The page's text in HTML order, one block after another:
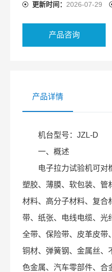
裂、90?剥离、180?剥离
更新时间： 2026-07-29
产品咨询
产品详情
机台型号：JZL-D
一、概述
电子拉力试验机可对橡
塑胶、薄膜、软包装、管
材料、高分子材料、复合
带、纸张、电线电缆、光
全带、保险带、皮革皮带
铜材、弹簧钢、金属丝、
色金属、汽车零部件、合